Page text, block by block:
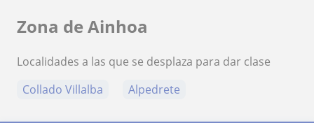
Zona de Ainhoa
Localidades a las que se desplaza para dar clase
Collado Villalba
Alpedrete